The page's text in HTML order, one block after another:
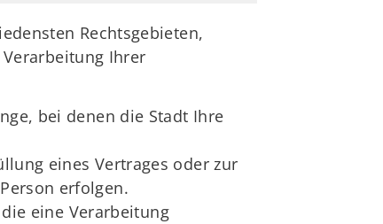
Rechtsgebieten,
Ihrer
bei denen die Stadt Ihre
eines Vertrages oder zur
erfolgen.
eine Verarbeitung